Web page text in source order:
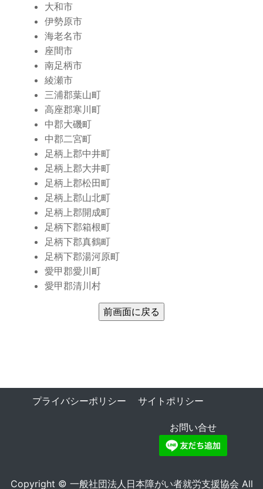
大和市
伊勢原市
海老名市
座間市
南足柄市
綾瀬市
三浦郡葉山町
高座郡寒川町
中郡大磯町
中郡二宮町
足柄上郡中井町
足柄上郡大井町
足柄上郡松田町
足柄上郡山北町
足柄上郡開成町
足柄下郡箱根町
足柄下郡真鶴町
足柄下郡湯河原町
愛甲郡愛川町
愛甲郡清川村
プライバシーポリシー サイトポリシー
お問い合せ
Copyright © 一般社団法人日本障がい者就労支援協会 All